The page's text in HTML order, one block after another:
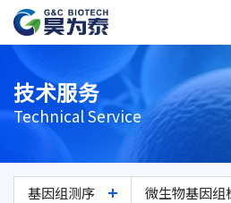
技术服务
Technical Service
基因组测序 微生物基因组